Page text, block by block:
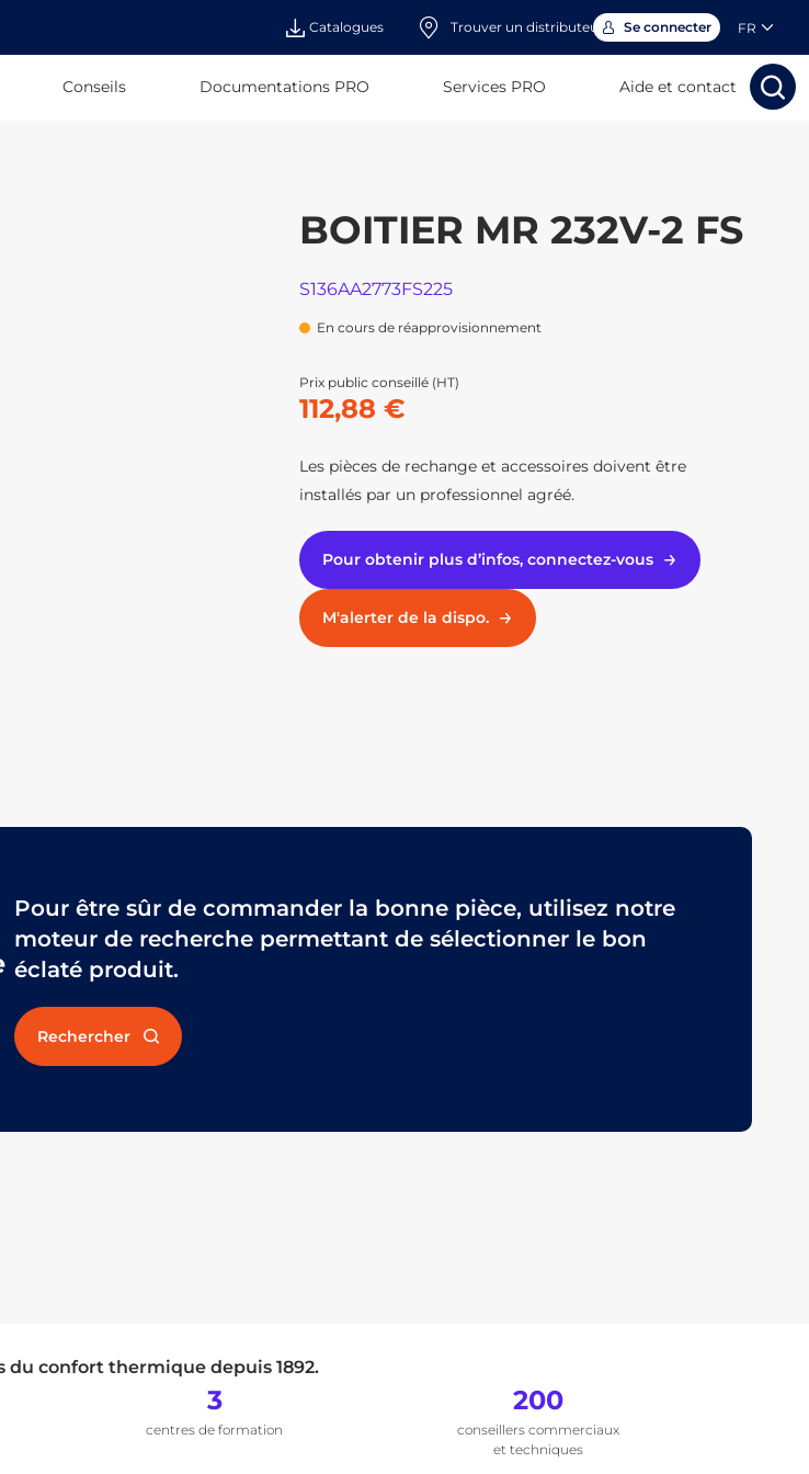
Catalogues Trouver un distributeur Se connecter FR
Conseils Documentations PRO Services PRO Aide et contact
RechercherRechercher
BOITIER MR 232V-2 FS
S136AA2773FS225
En cours de réapprovisionnement
Prix public conseillé (HT)
112,88 €
Les pièces de rechange et accessoires doivent être
installés par un professionnel agréé.
Pour obtenir plus d’infos, connectez-vous
M'alerter de la dispo.
Pour être sûr de commander la bonne pièce, utilisez notre
moteur de recherche permettant de sélectionner le bon
éclaté produit.
Rechercher
du confort thermique depuis 1892.
3
centres de formation
200
conseillers commerciaux
et techniques